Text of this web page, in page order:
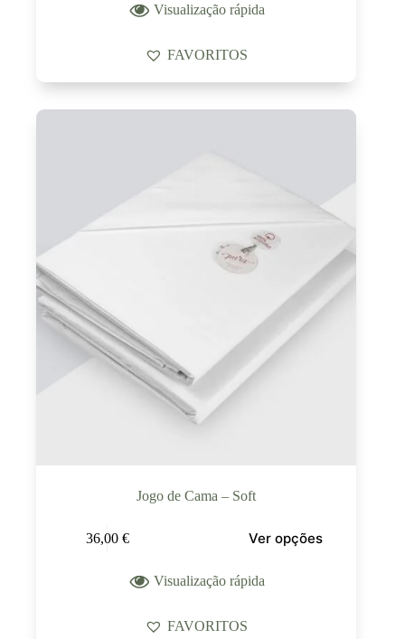
Visualização rápida
FAVORITOS
Jogo de Cama – Soft
36,00 € Ver opções
Visualização rápida
FAVORITOS